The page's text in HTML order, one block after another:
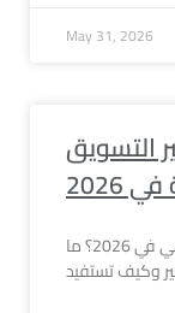
May 31, 2026
التسويق
كيف يغير الذكاء الاصطناعي التسويق الرقمي في 2026؟ ما